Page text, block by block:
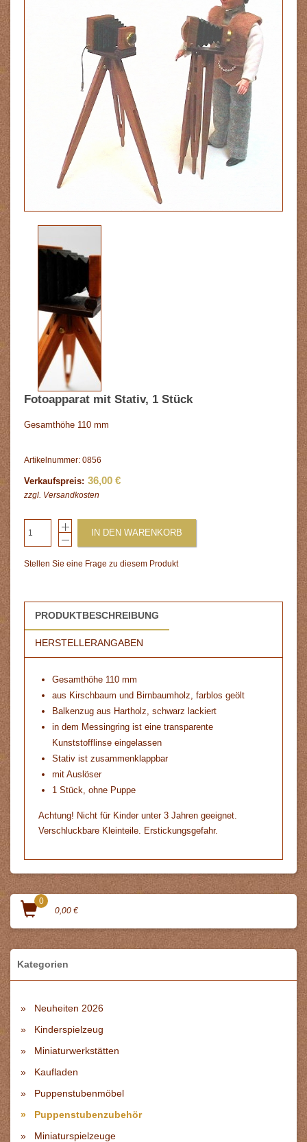
Fotoapparat mit Stativ, 1 Stück
Gesamthöhe 110 mm
Artikelnummer: 0856
Verkaufspreis: 36,00 €
zzgl. Versandkosten
IN DEN WARENKORB
Stellen Sie eine Frage zu diesem Produkt
PRODUKTBESCHREIBUNG
HERSTELLERANGABEN
Gesamthöhe 110 mm
aus Kirschbaum und Birnbaumholz, farblos geölt
Balkenzug aus Hartholz, schwarz lackiert
in dem Messingring ist eine transparente
Kunststofflinse eingelassen
Stativ ist zusammenklappbar
mit Auslöser
1 Stück, ohne Puppe
Achtung! Nicht für Kinder unter 3 Jahren geeignet.
Verschluckbare Kleinteile. Erstickungsgefahr.
0
0,00 €
Kategorien
Neuheiten 2026
Kinderspielzeug
Miniaturwerkstätten
Kaufladen
Puppenstubenmöbel
Puppenstubenzubehör
Miniaturspielzeuge